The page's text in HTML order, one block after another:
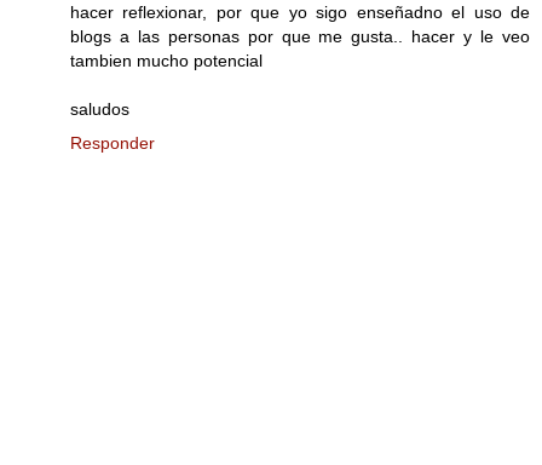
hacer reflexionar, por que yo sigo enseñadno el uso de
blogs a las personas por que me gusta.. hacer y le veo
tambien mucho potencial
saludos
Responder